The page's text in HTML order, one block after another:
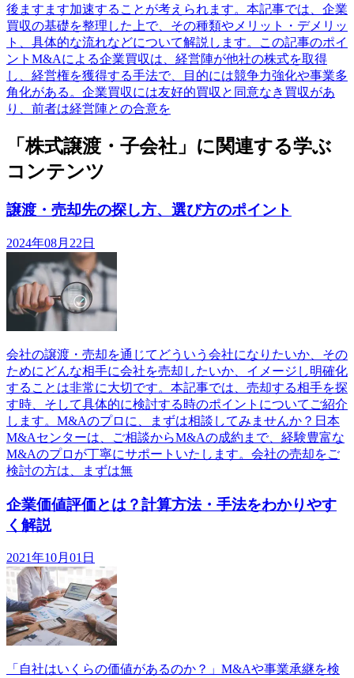
後ますます加速することが考えられます。本記事では、企業
買収の基礎を整理した上で、その種類やメリット・デメリッ
ト、具体的な流れなどについて解説します。この記事のポイ
ントM&Aによる企業買収は、経営陣が他社の株式を取得
し、経営権を獲得する手法で、目的には競争力強化や事業多
角化がある。企業買収には友好的買収と同意なき買収があ
り、前者は経営陣との合意を
「株式譲渡・子会社」に関連する学ぶ
コンテンツ
譲渡・売却先の探し方、選び方のポイント
2024年08月22日
会社の譲渡・売却を通じてどういう会社になりたいか、その
ためにどんな相手に会社を売却したいか、イメージし明確化
することは非常に大切です。本記事では、売却する相手を探
す時、そして具体的に検討する時のポイントについてご紹介
します。M&Aのプロに、まずは相談してみませんか？日本
M&Aセンターは、ご相談からM&Aの成約まで、経験豊富な
M&Aのプロが丁寧にサポートいたします。会社の売却をご
検討の方は、まずは無
企業価値評価とは？計算方法・手法をわかりやす
く解説
2021年10月01日
「自社はいくらの価値があるのか？」M&Aや事業承継を検